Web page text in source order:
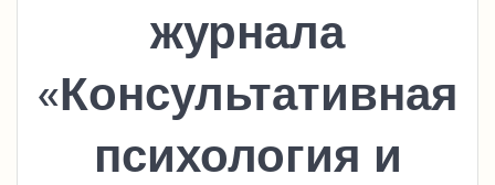
журнала
«Консультативная
психология и